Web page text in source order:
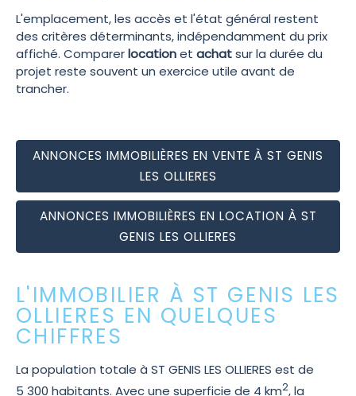
L'emplacement, les accès et l'état général restent
des critères déterminants, indépendamment du prix
affiché. Comparerlocationet achatsur la durée du
projet reste souvent un exercice utile avant de
trancher.
ANNONCES IMMOBILIÈRES EN VENTE À ST GENIS
LES OLLIERES
ANNONCES IMMOBILIÈRES EN LOCATION À ST
GENIS LES OLLIERES
L'IMMOBILIER À ST GENIS LES
OLLIERES EN QUELQUES
CHIFFRES
La population totale à ST GENIS LES OLLIERES est de
5 300 habitants. Avec une superficie de 4 km2, la